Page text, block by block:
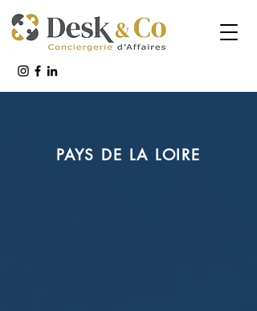
PAYS DE LA LOIRE